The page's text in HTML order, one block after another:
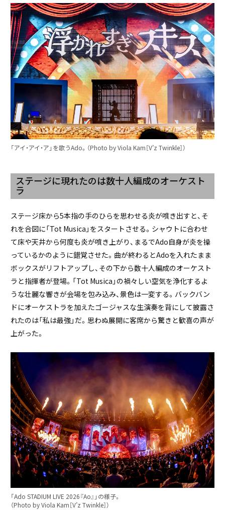
「アイ・アイ・ア」を歌うAdo。（Photo by Viola Kam［V’z Twinkle］）
ステージに現れたのは数十人編成のオーケスト
ラ
ステージ床から5本指の手のひらを思わせる炎が噴き出すと、そ
れを合図に「Tot Musica」をスタートさせる。シャウトに合わせ
て床や天井から何度も炎が噴き上がり、まるでAdo自身が炎を操
っているかのように錯覚させた。曲が終わるとAdoを入れたまま
ボックスがリフトアップし、その下から数十人編成のオーケスト
ラと指揮者が登場。「Tot Musica」の禍々しい空気を浄化するよ
うな壮麗な響きが会場を包み込み、景色は一変する。バックバン
ドにオーケストラを加えたゴージャスな生演奏を背にして披露さ
れたのは「私は最強」だ。思わぬ展開に客席から驚きと歓喜の声が
上がった。
「Ado STADIUM LIVE 2026『Ao』」の様子。
（Photo by Viola Kam［V’z Twinkle］）